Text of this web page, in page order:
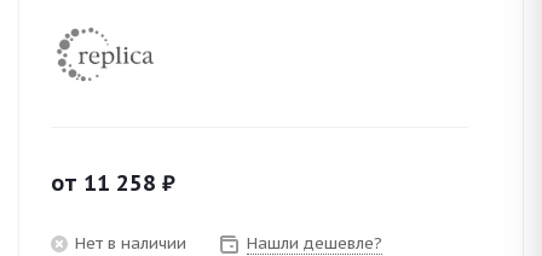
от 11 258 ₽
Нет в наличии
Нашли дешевле?